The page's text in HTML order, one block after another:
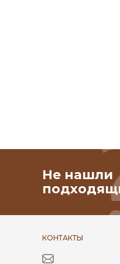
Не нашли
КОНТАКТЫ